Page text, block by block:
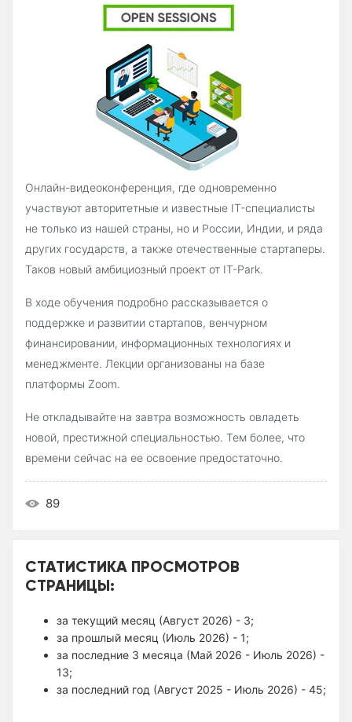
Онлайн-видеоконференция, где одновременно
участвуют авторитетные и известные IT-специалисты
не только из нашей страны, но и России, Индии, и ряда
других государств, а также отечественные стартаперы.
Таков новый амбициозный проект от IT-Park.
В ходе обучения подробно рассказывается о
поддержке и развитии стартапов, венчурном
финансировании, информационных технологиях и
менеджменте. Лекции организованы на базе
платформы Zoom.
Не откладывайте на завтра возможность овладеть
новой, престижной специальностью. Тем более, что
времени сейчас на ее освоение предостаточно.
89
СТАТИСТИКА ПРОСМОТРОВ
СТРАНИЦЫ:
за текущий месяц (Август 2026) - 3;
за прошлый месяц (Июль 2026) - 1;
за последние 3 месяца (Май 2026 - Июль 2026) -
13;
за последний год (Август 2025 - Июль 2026) - 45;